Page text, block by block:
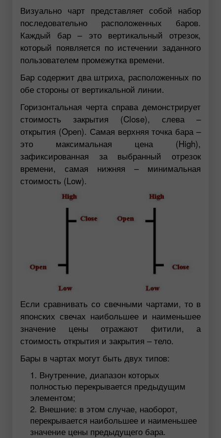
Визуально чарт представляет собой набор
последовательно расположенных баров.
Каждый бар – это вертикальный отрезок,
который появляется по истечении заданного
пользователем промежутка времени.
Бар содержит два штриха, расположенных по
обе стороны от вертикальной линии.
Горизонтальная черта справа демонстрирует
стоимость закрытия (Close), слева –
открытия (Open). Самая верхняя точка бара –
это максимальная цена (High),
зафиксированная за выбранный отрезок
времени, самая нижняя – минимальная
стоимость (Low).
Если сравнивать со свечными чартами, то в
японских свечах наибольшее и наименьшее
значение цены отражают фитили, а
стоимость открытия и закрытия – тело.
Бары в чартах могут быть двух типов:
Внутренние, диапазон которых
полностью перекрывается предыдущим
элементом;
Внешние: в этом случае, наоборот,
перекрывается наибольшее и наименьшее
значение цены предыдущего бара.